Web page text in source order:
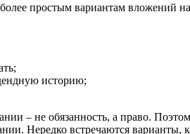
простым вариантам
историю;
– не обязанность, а право.
Нередко встречаются варианты,